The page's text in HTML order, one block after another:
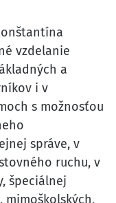
vzdelanie
a
i v
s možnosťou
správe, v
ruchu, v
špeciálnej
mimoškolských,